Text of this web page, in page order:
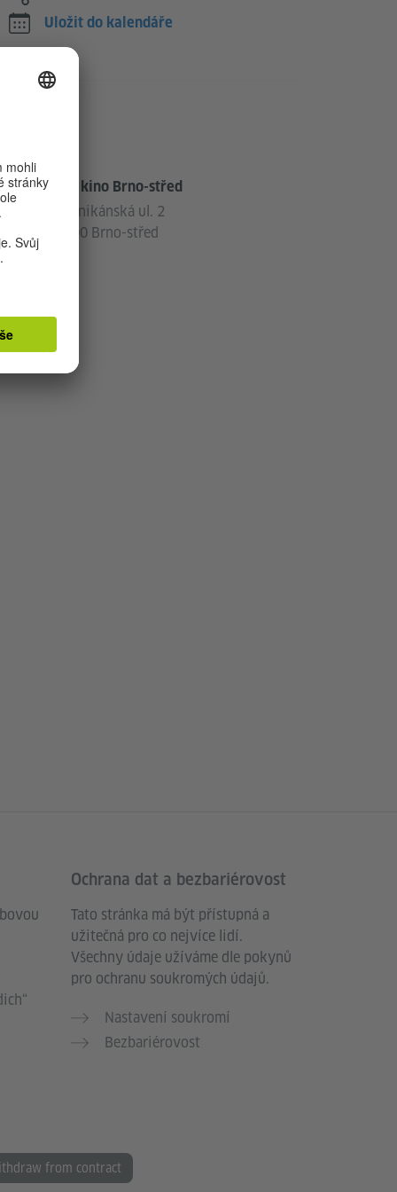
Uložit do kalendáře
Letní kino Brno-střed
Dominikánská ul. 2
602 00 Brno-střed
Ochrana dat a bezbariérovost
Tato stránka má být přístupná a
užitečná pro co nejvíce lidí.
Všechny údaje užíváme dle pokynů
pro ochranu soukromých údajů.
Nastavení soukromí
Bezbariérovost
from contract